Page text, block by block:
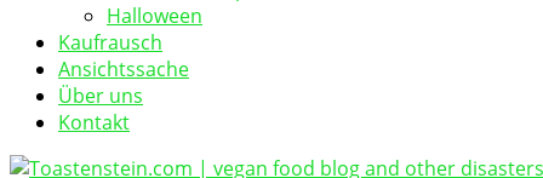
Halloween
Kaufrausch
Ansichtssache
Über uns
Kontakt